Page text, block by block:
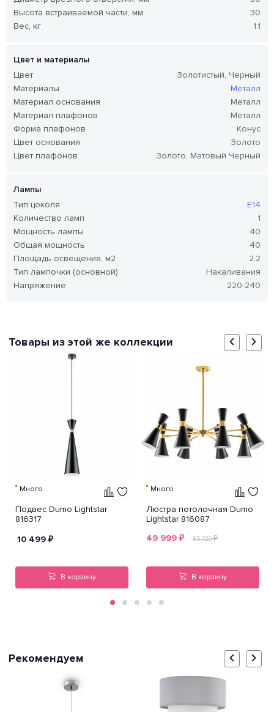
Высота встраиваемой части, мм
30
Вес, кг
1.1
Цвет и материалы
Цвет
Золотистый, Черный
Материалы
Металл
Материал основания
Металл
Материал плафонов
Металл
Форма плафонов
Конус
Цвет основания
Золото
Цвет плафонов
Золото, Матовый Черный
Лампы
Тип цоколя
E14
Количество ламп
1
Мощность лампы
40
Общая мощность
40
Площадь освещения, м2
2.2
Тип лампочки (основной)
Накаливания
Напряжение
220-240
Товары из этой же коллекции
Много
Подвес Dumo Lightstar
816317
10 499 ₽
В корзину
Много
Люстра потолочная Dumo
Lightstar 816087
49 999 ₽ 85 729₽
В корзину
Рекомендуем